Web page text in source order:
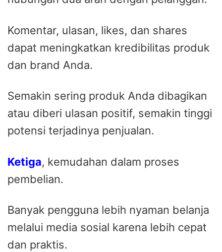
Komentar, ulasan, likes, dan shares
dapat meningkatkan kredibilitas produk
dan brand Anda.
Semakin sering produk Anda dibagikan
atau diberi ulasan positif, semakin tinggi
potensi terjadinya penjualan.
Ketiga, kemudahan dalam proses
pembelian.
Banyak pengguna lebih nyaman belanja
melalui media sosial karena lebih cepat
dan praktis.